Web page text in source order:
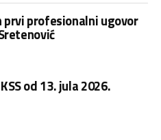
prvi profesionalni ugovor
od 13. jula 2026.